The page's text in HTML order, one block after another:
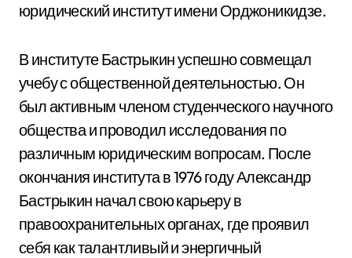
юридический институт имени Орджоникидзе.
В институте Бастрыкин успешно совмещал
учебу с общественной деятельностью. Он
был активным членом студенческого научного
общества и проводил исследования по
различным юридическим вопросам. После
окончания института в 1976 году Александр
Бастрыкин начал свою карьеру в
правоохранительных органах, где проявил
себя как талантливый и энергичный